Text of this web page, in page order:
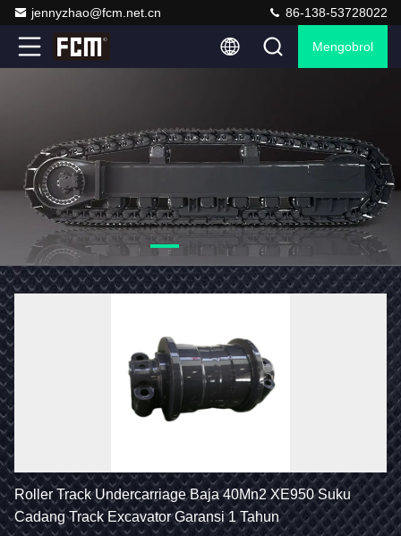
jennyzhao@fcm.net.cn 86-138-53728022
Mengobrol
Roller Track Undercarriage Baja 40Mn2 XE950 Suku
Cadang Track Excavator Garansi 1 Tahun